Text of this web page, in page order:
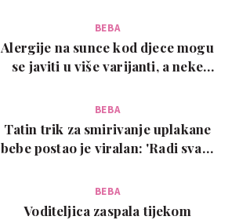
BEBA
Alergije na sunce kod djece mogu
se javiti u više varijanti, a neke
BEBA
Tatin trik za smirivanje uplakane
bebe postao je viralan: 'Radi svaki
BEBA
Voditeljica zaspala tijekom